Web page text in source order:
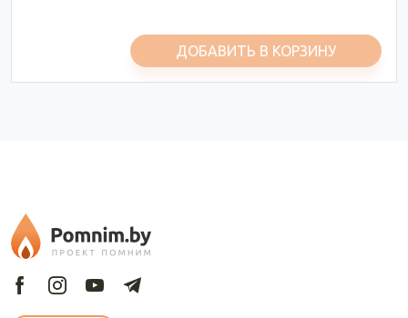
ДОБАВИТЬ В КОРЗИНУ